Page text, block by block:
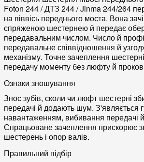
Foton 244 / ДТЗ 244 / Jinma 244/264
на піввісь переднього моста. Вона
спряженою шестернею й передає
передавальним числом. Число й
передавальне співвідношення й
механізму. Точне зачеплення
передачу моменту без люфту й
Ознаки зношування
Знос зубів, сколи чи люфт шестерні
передачі й додають шум. З'являється
навантаженням, вибивання передачі
Спрацьоване зачеплення прискорює
шестерень і опор валів.
Правильний підбір